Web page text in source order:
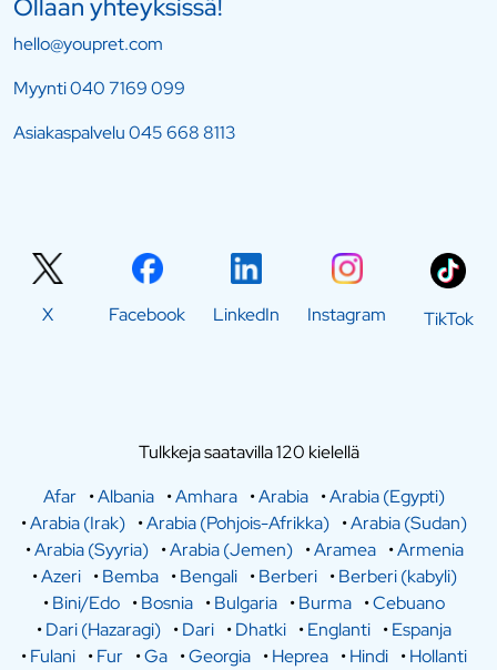
Ollaan yhteyksissä!
hello@youpret.com
Myynti040 7169 099
Asiakaspalvelu045 668 8113
X Facebook LinkedIn Instagram TikTok
Tulkkeja saatavilla 120 kielellä
Afar •Albania •Amhara •Arabia •Arabia (Egypti)
•Arabia (Irak) •Arabia (Pohjois-Afrikka) •Arabia (Sudan)
•Arabia (Syyria) •Arabia (Jemen) •Aramea •Armenia
•Azeri •Bemba •Bengali •Berberi •Berberi (kabyli)
•Bini/Edo •Bosnia •Bulgaria •Burma •Cebuano
•Dari (Hazaragi) •Dari •Dhatki •Englanti •Espanja
•Fulani •Fur •Ga •Georgia •Heprea •Hindi •Hollanti